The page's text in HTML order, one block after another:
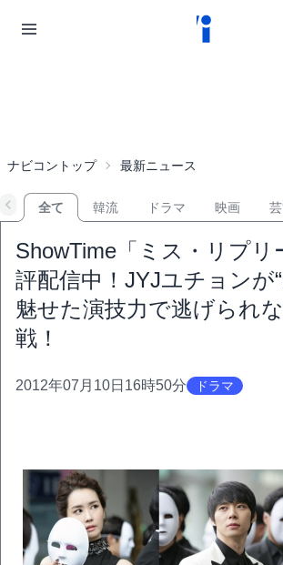
ナビコントップ 最新ニュース
全て 韓流 ドラマ 映画
ShowTime「ミス・リプリ
評配信中！JYJユチョンが
魅せた演技力で逃げられ
戦！
2012年07月10日16時50分 ドラマ